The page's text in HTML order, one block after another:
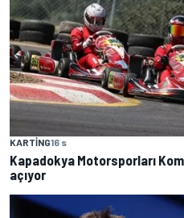
KARTING16 s
Kapadokya Motorsporları
açıyor